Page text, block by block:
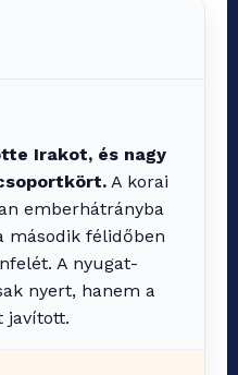
Irakot, és nagy
A korai
emberhátrányba
második félidőben
A nyugat-
nyert, hanem a
javított.